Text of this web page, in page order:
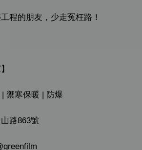
程的朋友，少走冤枉路！
禦寒保暖 | 防爆
路863號